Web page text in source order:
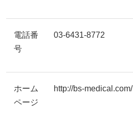
電話番
号
03-6431-8772
ホーム
ページ
http://bs-medical.com/